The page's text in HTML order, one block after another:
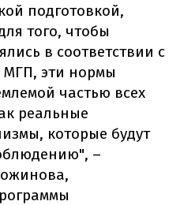
подготовкой,
того, чтобы
в соответствии с
эти нормы
частью всех
реальные
которые будут
–